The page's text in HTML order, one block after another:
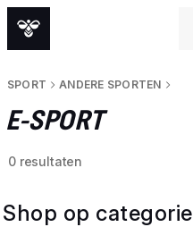
SPORT ANDERE SPORTEN
E-SPORT
0 resultaten
Shop op categorie